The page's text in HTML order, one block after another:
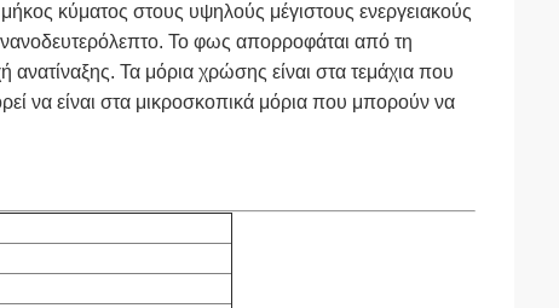
κύματος στους υψηλούς μέγιστους ενεργειακούς
Το φως απορροφάται από τη
ανατίναξης. Τα μόρια χρώσης είναι στα τεμάχια που
να είναι στα μικροσκοπικά μόρια που μπορούν να